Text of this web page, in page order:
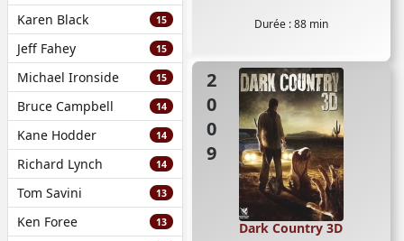
Karen Black 15
Jeff Fahey 15
Michael Ironside 15
Bruce Campbell 14
Kane Hodder 14
Richard Lynch 14
Tom Savini 13
Ken Foree 13
Durée : 88 min
2009
Dark Country 3D